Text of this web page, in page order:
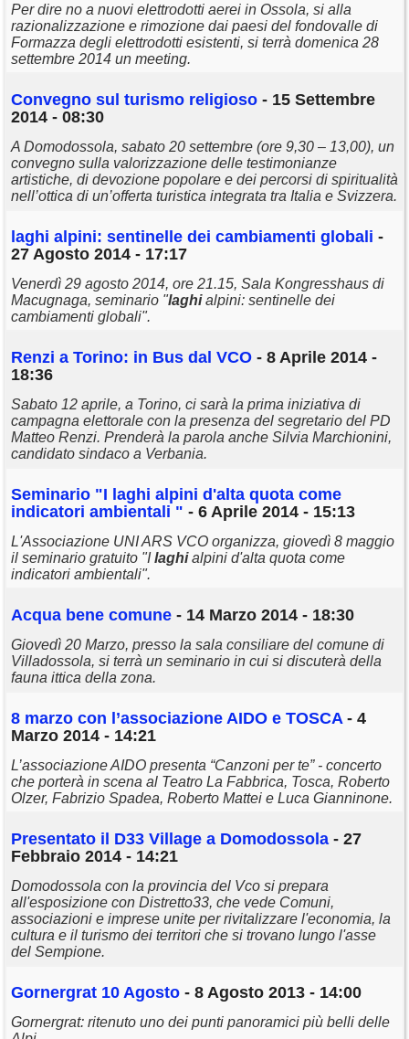
Per dire no a nuovi elettrodotti aerei in Ossola, si alla
razionalizzazione e rimozione dai paesi del fondovalle di
Formazza degli elettrodotti esistenti, si terrà domenica 28
settembre 2014 un meeting.
Convegno sul turismo religioso - 15 Settembre
2014 - 08:30
A Domodossola, sabato 20 settembre (ore 9,30 – 13,00), un
convegno sulla valorizzazione delle testimonianze
artistiche, di devozione popolare e dei percorsi di spiritualità
nell’ottica di un’offerta turistica integrata tra Italia e Svizzera.
laghi alpini: sentinelle dei cambiamenti globali -
27 Agosto 2014 - 17:17
Venerdì 29 agosto 2014, ore 21.15, Sala Kongresshaus di
Macugnaga, seminario "laghialpini: sentinelle dei
cambiamenti globali".
Renzi a Torino: in Bus dal VCO - 8 Aprile 2014 -
18:36
Sabato 12 aprile, a Torino, ci sarà la prima iniziativa di
campagna elettorale con la presenza del segretario del PD
Matteo Renzi. Prenderà la parola anche Silvia Marchionini,
candidato sindaco a Verbania.
Seminario "I laghi alpini d'alta quota come
indicatori ambientali " - 6 Aprile 2014 - 15:13
L'Associazione UNI ARS VCO organizza, giovedì 8 maggio
il seminario gratuito "Ilaghialpini d'alta quota come
indicatori ambientali".
Acqua bene comune - 14 Marzo 2014 - 18:30
Giovedì 20 Marzo, presso la sala consiliare del comune di
Villadossola, si terrà un seminario in cui si discuterà della
fauna ittica della zona.
8 marzo con l’associazione AIDO e TOSCA - 4
Marzo 2014 - 14:21
L’associazione AIDO presenta “Canzoni per te” - concerto
che porterà in scena al Teatro La Fabbrica, Tosca, Roberto
Olzer, Fabrizio Spadea, Roberto Mattei e Luca Gianninone.
Presentato il D33 Village a Domodossola - 27
Febbraio 2014 - 14:21
Domodossola con la provincia del Vco si prepara
all'esposizione con Distretto33, che vede Comuni,
associazioni e imprese unite per rivitalizzare l'economia, la
cultura e il turismo dei territori che si trovano lungo l'asse
del Sempione.
Gornergrat 10 Agosto - 8 Agosto 2013 - 14:00
Gornergrat: ritenuto uno dei punti panoramici più belli delle